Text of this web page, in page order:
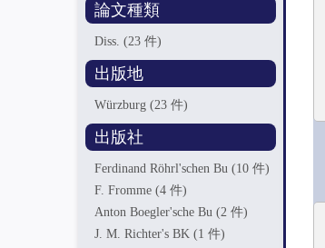
論文種類
Diss.(23 件)
出版地
Würzburg(23 件)
出版社
Ferdinand Röhrl'schen Bu(10 件)
F. Fromme(4 件)
Anton Boegler'sche Bu(2 件)
J. M. Richter's BK(1 件)